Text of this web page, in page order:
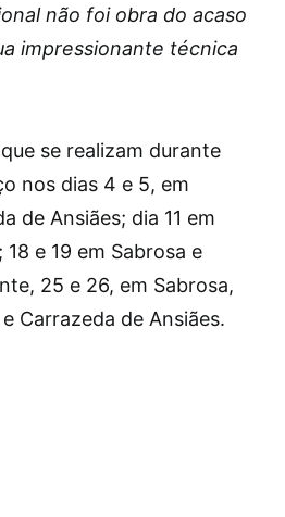
não foi obra do acaso
impressionante técnica
se realizam durante
nos dias 4 e 5, em
de Ansiães; dia 11 em
e 19 em Sabrosa e
25 e 26, em Sabrosa,
Carrazeda de Ansiães.